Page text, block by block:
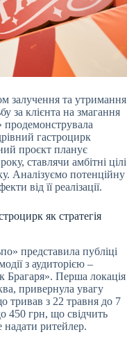
залучення та утримання
за клієнта на змагання
продемонструвала
гастроцирк
проєкт планує
ставлячи амбітні цілі
Аналізуємо потенційну
від її реалізації.
як стратегія
представила публіці
з аудиторією –
Брагаря». Перша локація
привернула увагу
тривав з 22 травня до 7
450 грн, що свідчить
надати ритейлер.